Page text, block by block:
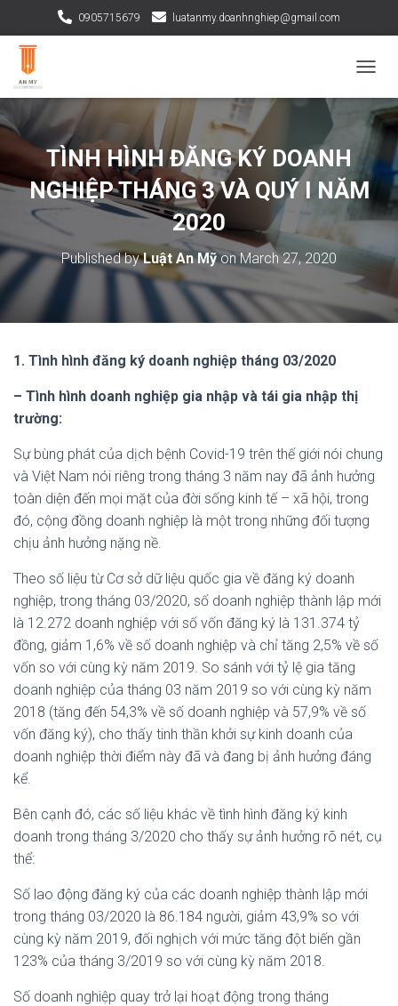
0905715679 luatanmy.doanhnghiep@gmail.com
TÌNH HÌNH ĐĂNG KÝ DOANH
NGHIỆP THÁNG 3 VÀ QUÝ I NĂM
2020
Published byLuật An MỹonMarch 27, 2020
1. Tình hình đăng ký doanh nghiệp tháng 03/2020
– Tình hình doanh nghiệp gia nhập và tái gia nhập thị
trường:
Sự bùng phát của dịch bệnh Covid-19 trên thế giới nói chung
và Việt Nam nói riêng trong tháng 3 năm nay đã ảnh hưởng
toàn diện đến mọi mặt của đời sống kinh tế – xã hội, trong
đó, cộng đồng doanh nghiệp là một trong những đối tượng
chịu ảnh hưởng nặng nề.
Theo số liệu từ Cơ sở dữ liệu quốc gia về đăng ký doanh
nghiệp, trong tháng 03/2020, số doanh nghiệp thành lập mới
là 12.272 doanh nghiệp với số vốn đăng ký là 131.374 tỷ
đồng, giảm 1,6% về số doanh nghiệp và chỉ tăng 2,5% về số
vốn so với cùng kỳ năm 2019. So sánh với tỷ lệ gia tăng
doanh nghiệp của tháng 03 năm 2019 so với cùng kỳ năm
2018 (tăng đến 54,3% về số doanh nghiệp và 57,9% về số
vốn đăng ký), cho thấy tinh thần khởi sự kinh doanh của
doanh nghiệp thời điểm này đã và đang bị ảnh hưởng đáng
kể.
Bên cạnh đó, các số liệu khác về tình hình đăng ký kinh
doanh trong tháng 3/2020 cho thấy sự ảnh hưởng rõ nét, cụ
thể:
Số lao động đăng ký của các doanh nghiệp thành lập mới
trong tháng 03/2020 là 86.184 người, giảm 43,9% so với
cùng kỳ năm 2019, đối nghịch với mức tăng đột biến gần
123% của tháng 3/2019 so với cùng kỳ năm 2018.
Số doanh nghiệp quay trở lại hoạt động trong tháng